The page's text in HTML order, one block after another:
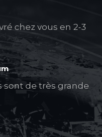
chez vous en 2-3
sont de très grande